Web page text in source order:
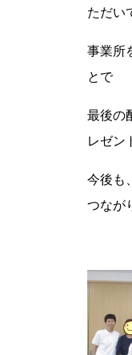
ただい
事業所
とで
最後の
レゼン
今後も
つなが